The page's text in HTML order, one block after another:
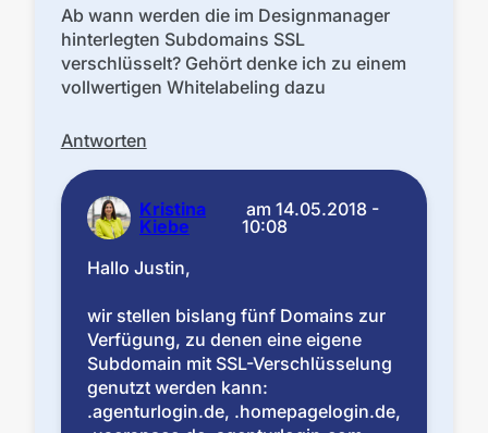
Ab wann werden die im Designmanager
hinterlegten Subdomains SSL
verschlüsselt? Gehört denke ich zu einem
vollwertigen Whitelabeling dazu
Antworten
Kristina
Kiebe
am14.05.2018 -
10:08
Hallo Justin,
wir stellen bislang fünf Domains zur
Verfügung, zu denen eine eigene
Subdomain mit SSL-Verschlüsselung
genutzt werden kann:
.agenturlogin.de, .homepagelogin.de,